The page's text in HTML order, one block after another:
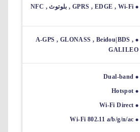
GPRS , EDGE , Wi-Fi , بلوتوث , NFC
A-GPS , GLONASS , Beidou|BDS ,
GALILEO
Dual-band
Hotspot
Wi-Fi Direct
Wi-Fi 802.11 a/b/g/n/ac